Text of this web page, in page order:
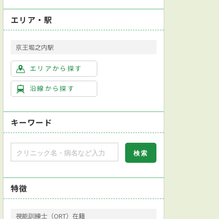
エリア・駅
京王堀之内駅
エリアから探す
沿線から探す
キーワード
特徴
視能訓練士（ORT）在籍